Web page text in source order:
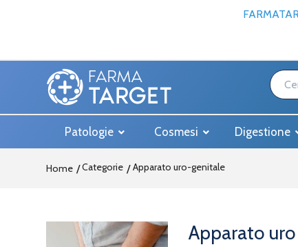
Patologie Cosmesi Digestione
Home Categorie Apparato uro-genitale
Apparato